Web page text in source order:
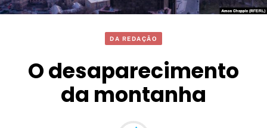
DA REDAÇÃO
O desaparecimento
da montanha